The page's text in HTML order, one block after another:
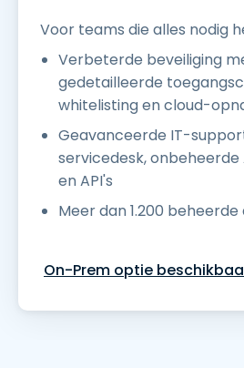
Voor teams die alles nodig
Verbeterde beveiliging
gedetailleerde
whitelisting en cloud-
Geavanceerde IT-
servicedesk,
en API's
Meer dan 1.200
On-Prem optie